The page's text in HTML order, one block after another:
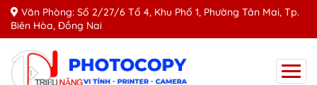
Văn Phòng: Số 2/27/6 Tổ 4, Khu Phố 1, Phường Tân Mai, Tp.
Biên Hòa, Đồng Nai